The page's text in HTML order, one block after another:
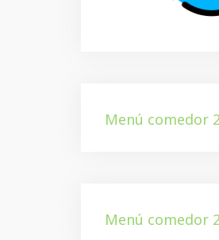
Menú comedor
Menú comedor